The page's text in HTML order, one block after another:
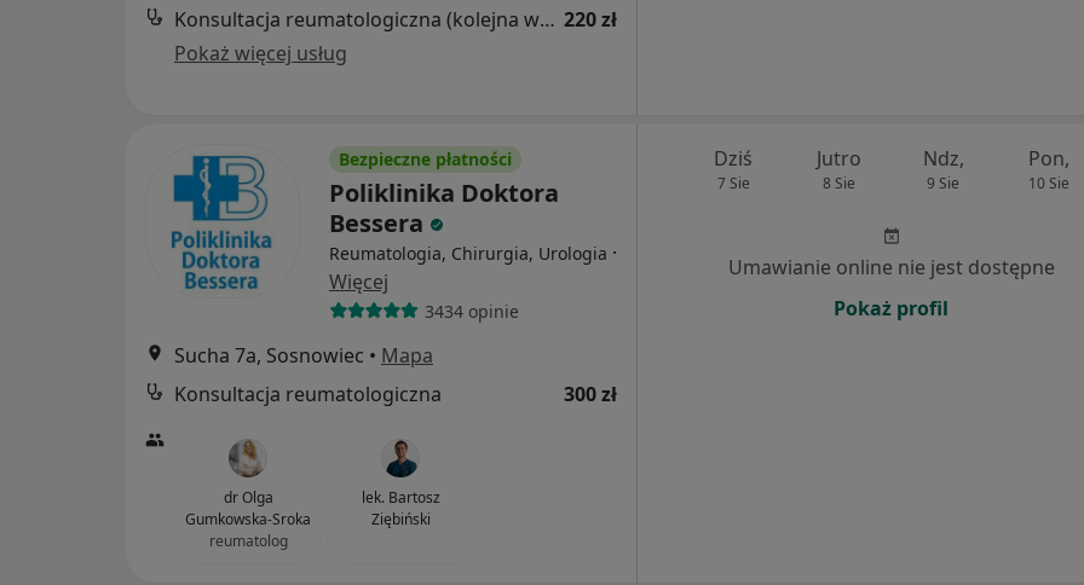
Konsultacja reumatologiczna (kolejna wizyta) 220 zł
Pokaż więcej usług
Bezpieczne płatności
Poliklinika Doktora
Bessera
Reumatologia, Chirurgia, Urologia ·
Więcej
3434 opinie
Sucha 7a, Sosnowiec • Mapa
Konsultacja reumatologiczna
300 zł
dr Olga
Gumkowska-Sroka
reumatolog
lek. Bartosz
Ziębiński
Dziś
7 Sie
Jutro
8 Sie
Ndz,
9 Sie
Pon,
10 Sie
Umawianie online nie jest dostępne
Pokaż profil